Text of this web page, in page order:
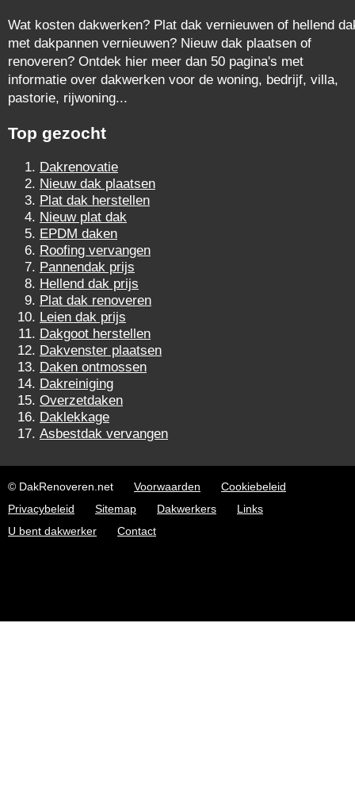
Wat kosten dakwerken? Plat dak vernieuwen of hellend
met dakpannen vernieuwen? Nieuw dak plaatsen of
renoveren? Ontdek hier meer dan 50 pagina's met
informatie over dakwerken voor de woning, bedrijf, villa,
pastorie, rijwoning...
Top gezocht
Dakrenovatie
Nieuw dak plaatsen
Plat dak herstellen
Nieuw plat dak
EPDM daken
Roofing vervangen
Pannendak prijs
Hellend dak prijs
Plat dak renoveren
Leien dak prijs
Dakgoot herstellen
Dakvenster plaatsen
Daken ontmossen
Dakreiniging
Overzetdaken
Daklekkage
Asbestdak vervangen
© DakRenoveren.net Voorwaarden
Cookiebeleid
Privacybeleid
Sitemap Dakwerkers
Links
U bent dakwerker
Contact